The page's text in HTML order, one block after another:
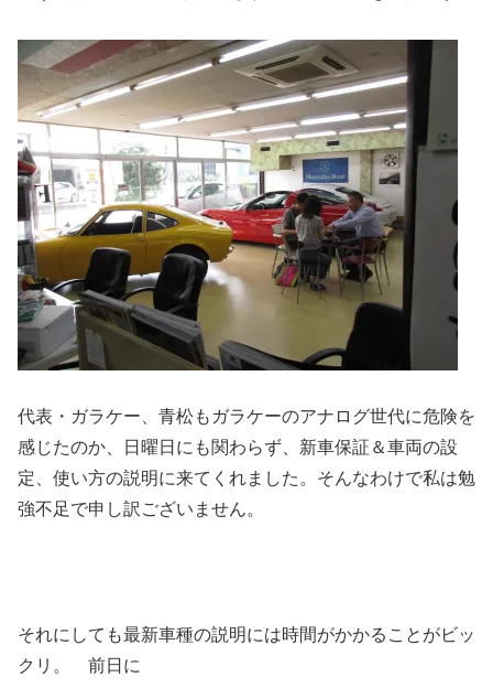
代表・ガラケー、青松もガラケーのアナログ世代に危険を
感じたのか、日曜日にも関わらず、新車保証＆車両の設
定、使い方の説明に来てくれました。そんなわけで私は勉
強不足で申し訳ございません。
それにしても最新車種の説明には時間がかかることがビッ
クリ。 前日に